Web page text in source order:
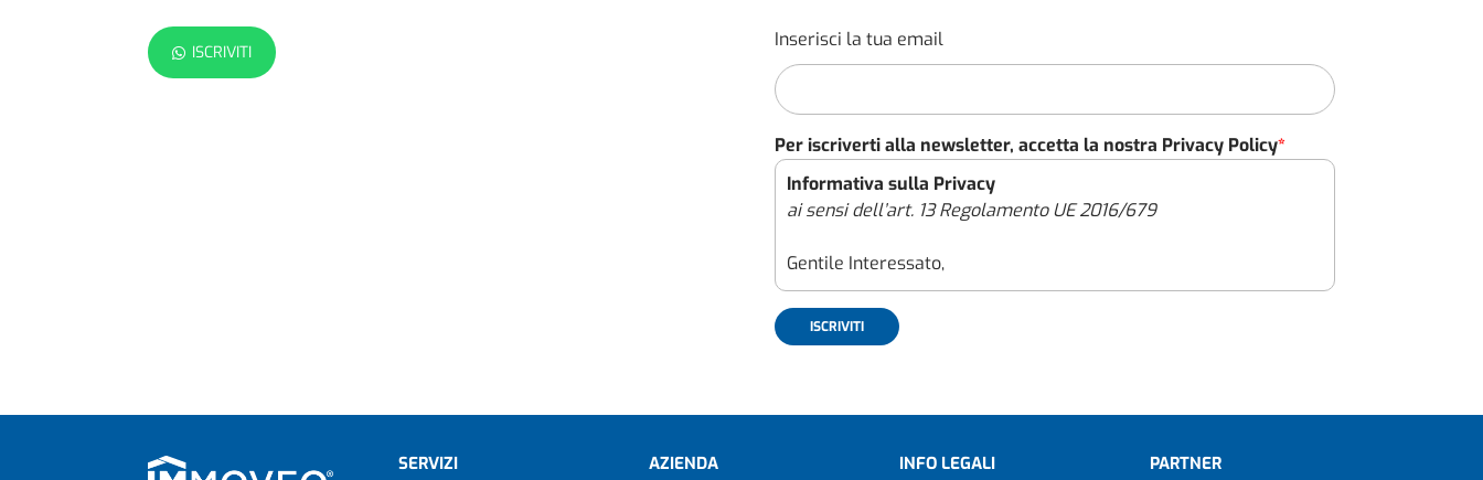
ISCRIVITI
Inserisci la tua email
Per iscriverti alla newsletter, accetta la nostra Privacy Policy*
Informativa sulla Privacy
ai sensi dell’art. 13 Regolamento UE 2016/679
Gentile Interessato,
con il presente documento (l’“Informativa”), intendiamo rinnovarti
il nostro impegno per garantire che il trattamento dei dati
avvenga nel pieno rispetto delle tutele e dei diritti riconosciuti dal
ulteriori norme applicabili in tema di protezione dei dati personali.
SERVIZI AZIENDA INFO LEGALI PARTNER